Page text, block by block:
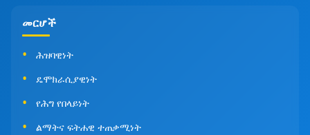
መርሆች
ሕዝባዊነት
ዴሞክራሲያዊነት
የሕግ የበላይነት
ልማትና ፍትሐዊ ተጠቃሚነት